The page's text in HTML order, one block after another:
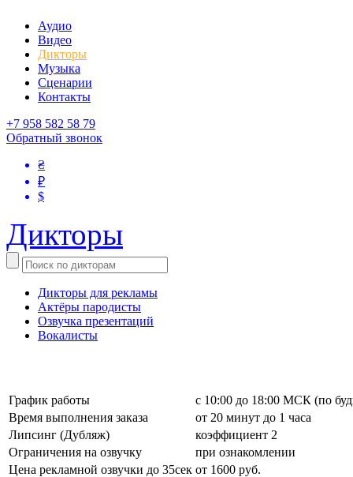
Аудио
Видео
Дикторы
Музыка
Сценарии
Контакты
+7 958 582 58 79
Обратный звонок
₴
₽
$
Дикторы
Дикторы для рекламы
Актёры пародисты
Озвучка презентаций
Вокалисты
График работы
с 10:00 до 18:00 МСК (по
Время выполнения заказа
от 20 минут до 1 часа
Липсинг (Дубляж)
коэффициент 2
Ограничения на озвучку
при ознакомлении
Цена рекламной озвучки до 35сек от 1600 руб.